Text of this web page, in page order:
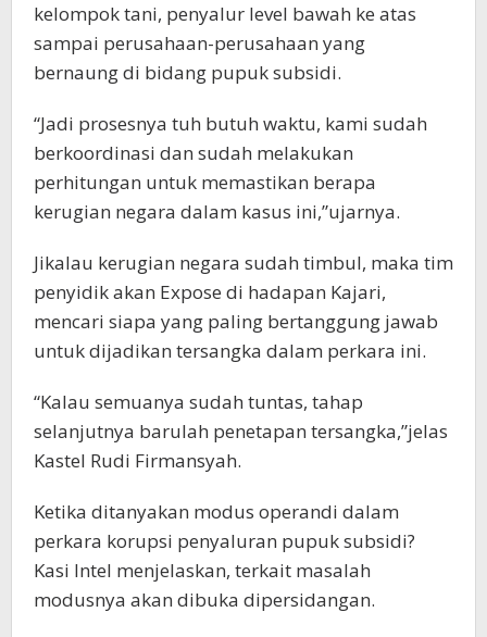
kelompok tani, penyalur level bawah ke atas
sampai perusahaan-perusahaan yang
bernaung di bidang pupuk subsidi.
“Jadi prosesnya tuh butuh waktu, kami sudah
berkoordinasi dan sudah melakukan
perhitungan untuk memastikan berapa
kerugian negara dalam kasus ini,”ujarnya.
Jikalau kerugian negara sudah timbul, maka tim
penyidik akan Expose di hadapan Kajari,
mencari siapa yang paling bertanggung jawab
untuk dijadikan tersangka dalam perkara ini.
“Kalau semuanya sudah tuntas, tahap
selanjutnya barulah penetapan tersangka,”jelas
Kastel Rudi Firmansyah.
Ketika ditanyakan modus operandi dalam
perkara korupsi penyaluran pupuk subsidi?
Kasi Intel menjelaskan, terkait masalah
modusnya akan dibuka dipersidangan.